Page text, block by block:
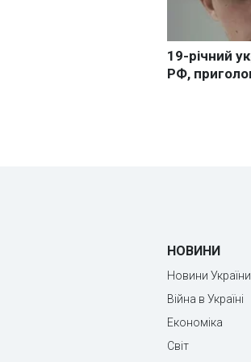
НОВИНИ
Новини України
Війна в Україні
Економіка
Світ